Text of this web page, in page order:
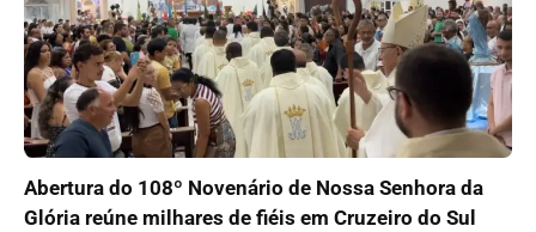
Abertura do 108º Novenário de Nossa Senhora da
Glória reúne milhares de fiéis em Cruzeiro do Sul